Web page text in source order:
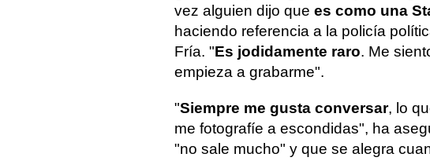
vez alguien dijo que es como una
haciendo referencia a la policía
Fría. "Es jodidamente raro. Me
empieza a grabarme".
"Siempre me gusta conversar, lo
me fotografíe a escondidas", ha
"no sale mucho" y que se alegra